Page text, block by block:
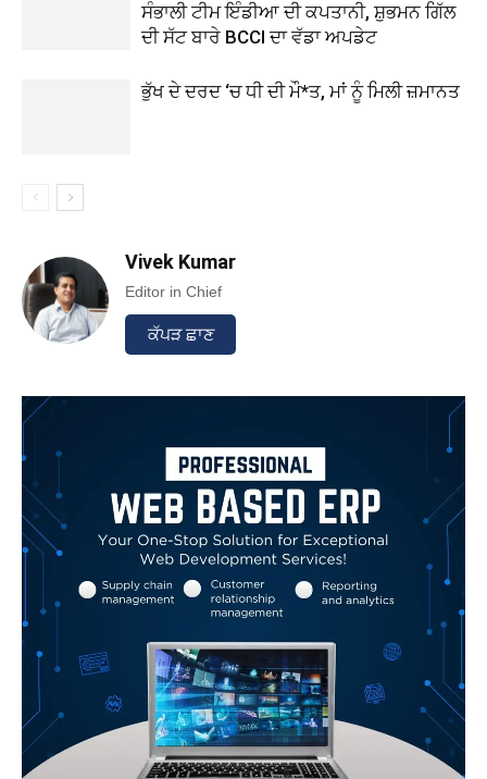
ਸੰਭਾਲੀ ਟੀਮ ਇੰਡੀਆ ਦੀ ਕਪਤਾਨੀ, ਸ਼ੁਭਮਨ ਗਿੱਲ
ਦੀ ਸੱਟ ਬਾਰੇ BCCI ਦਾ ਵੱਡਾ ਅਪਡੇਟ
ਭੁੱਖ ਦੇ ਦਰਦ ‘ਚ ਧੀ ਦੀ ਮੌ*ਤ, ਮਾਂ ਨੂੰ ਮਿਲੀ ਜ਼ਮਾਨਤ
Vivek Kumar
Editor in Chief
ਕੱਪੜ ਛਾਣ